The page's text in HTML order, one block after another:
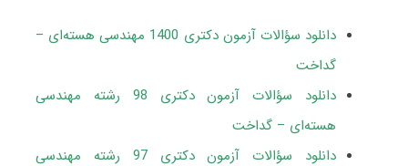
دانلود سؤالات آزمون دکتری 1400 مهندسی هسته‌ای –
گداخت
دانلود سؤالات آزمون دکتری 98 رشته مهندسی
هسته‌ای – گداخت
دانلود سؤالات آزمون دکتری 97 رشته مهندسی